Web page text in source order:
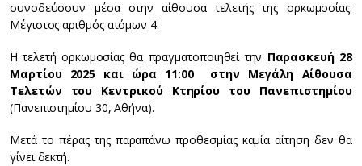
συνοδεύσουν μέσα στην αίθουσα τελετής της ορκωμοσίας.
Μέγιστος αριθμός ατόμων 4.
Η τελετή ορκωμοσίας θα πραγματοποιηθεί την Παρασκευή 28
Μαρτίου 2025 και ώρα 11:00 στην Μεγάλη Αίθουσα
Τελετών του Κεντρικού Κτηρίου του Πανεπιστημίου
(Πανεπιστημίου 30, Αθήνα).
Μετά το πέρας της παραπάνω προθεσμίας καμία αίτηση δεν θα
γίνει δεκτή.